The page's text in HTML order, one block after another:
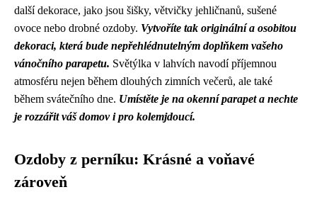
další dekorace, jako jsou šišky, větvičky jehličnanů, sušené
ovoce nebo drobné ozdoby. Vytvoříte tak originální a osobitou
dekoraci, která bude nepřehlédnutelným doplňkem vašeho
vánočního parapetu. Světýlka v lahvích navodí příjemnou
atmosféru nejen během dlouhých zimních večerů, ale také
během svátečního dne. Umístěte je na okenní parapet a nechte
je rozzářit váš domov i pro kolemjdoucí.
Ozdoby z perníku: Krásné a voňavé
zároveň